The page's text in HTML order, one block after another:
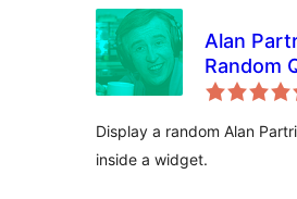
Alan
Random
Widget
Display a random Alan
inside a widget.